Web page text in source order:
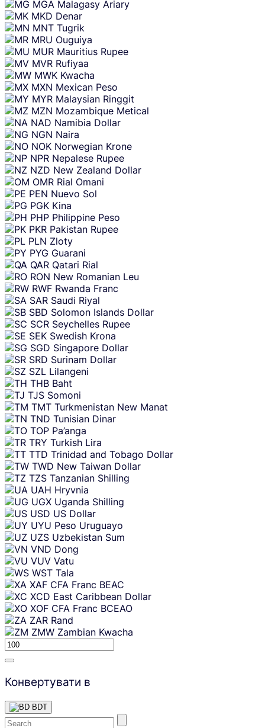
MGA Malagasy Ariary
MKD Denar
MNT Tugrik
MRU Ouguiya
MUR Mauritius Rupee
MVR Rufiyaa
MWK Kwacha
MXN Mexican Peso
MYR Malaysian Ringgit
MZN Mozambique Metical
NAD Namibia Dollar
NGN Naira
NOK Norwegian Krone
NPR Nepalese Rupee
NZD New Zealand Dollar
OMR Rial Omani
PEN Nuevo Sol
PGK Kina
PHP Philippine Peso
PKR Pakistan Rupee
PLN Zloty
PYG Guarani
QAR Qatari Rial
RON New Romanian Leu
RWF Rwanda Franc
SAR Saudi Riyal
SBD Solomon Islands Dollar
SCR Seychelles Rupee
SEK Swedish Krona
SGD Singapore Dollar
SRD Surinam Dollar
SZL Lilangeni
THB Baht
TJS Somoni
TMT Turkmenistan New Manat
TND Tunisian Dinar
TOP Pa’anga
TRY Turkish Lira
TTD Trinidad and Tobago Dollar
TWD New Taiwan Dollar
TZS Tanzanian Shilling
UAH Hryvnia
UGX Uganda Shilling
USD US Dollar
UYU Peso Uruguayo
UZS Uzbekistan Sum
VND Dong
VUV Vatu
WST Tala
XAF CFA Franc BEAC
XCD East Caribbean Dollar
XOF CFA Franc BCEAO
ZAR Rand
ZMW Zambian Kwacha
Конвертувати в
BDT